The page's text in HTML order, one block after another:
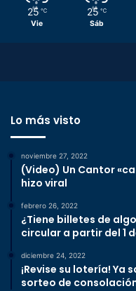
25 ℃
Vie
25 ℃
Sáb
Lo más visto
noviembre 27, 2022
(Video) Un Cantor
hizo viral
febrero 26, 2022
¿Tiene billetes de
circular a partir del 1
diciembre 24, 2022
¡Revise su lotería! Ya
sorteo de